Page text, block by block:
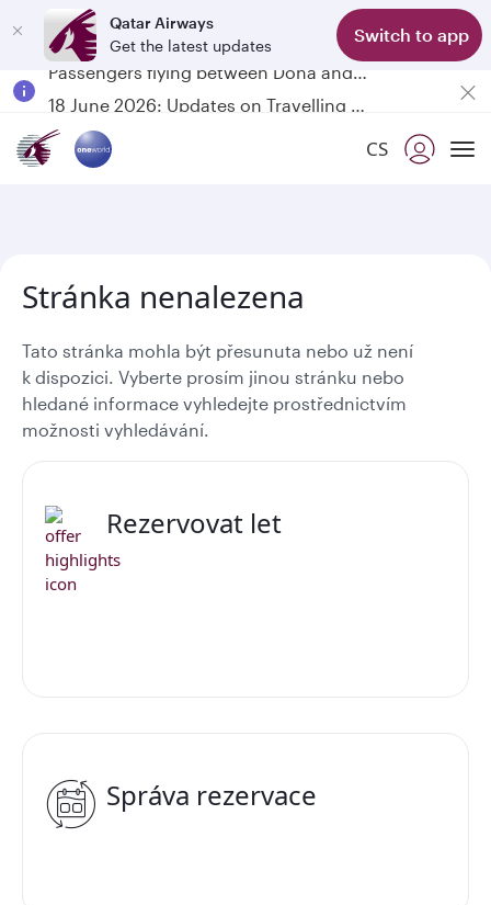
Qatar Airways
Get the latest updates
Switch to app
Passengers flying between Doha and Auckland on QR914 and QR915
CS
Stránka nenalezena
Tato stránka mohla být přesunuta nebo už není
k dispozici. Vyberte prosím jinou stránku nebo
hledané informace vyhledejte prostřednictvím
možnosti vyhledávání.
Rezervovat let
Správa rezervace